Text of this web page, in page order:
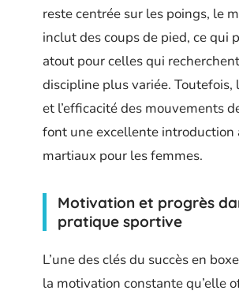
reste centrée sur les poings, le
inclut des coups de pied, ce qui
atout pour celles qui
discipline plus variée. Toutefois,
et l’efficacité des mouvements
font une excellente introduction
martiaux pour les femmes.
Motivation et progrès
pratique sportive
L’une des clés du succès en
la motivation constante qu’elle